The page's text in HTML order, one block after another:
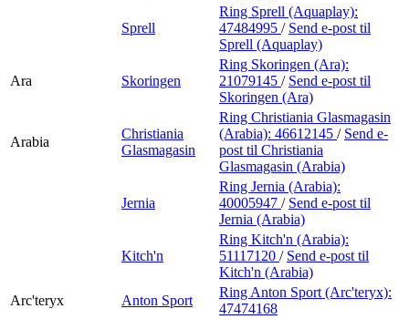
Sprell
Ring Sprell (Aquaplay):
47484995 / Send e-post til
Sprell (Aquaplay)
Ara Skoringen
Ring Skoringen (Ara):
21079145 / Send e-post til
Skoringen (Ara)
Arabia
Christiania
Glasmagasin
Ring Christiania Glasmagasin
(Arabia): 46612145 / Send e-
post til Christiania
Glasmagasin (Arabia)
Jernia
Ring Jernia (Arabia):
40005947 / Send e-post til
Jernia (Arabia)
Kitch'n
Ring Kitch'n (Arabia):
51117120 / Send e-post til
Kitch'n (Arabia)
Arc'teryx
Anton Sport
Ring Anton Sport (Arc'teryx):
47474168